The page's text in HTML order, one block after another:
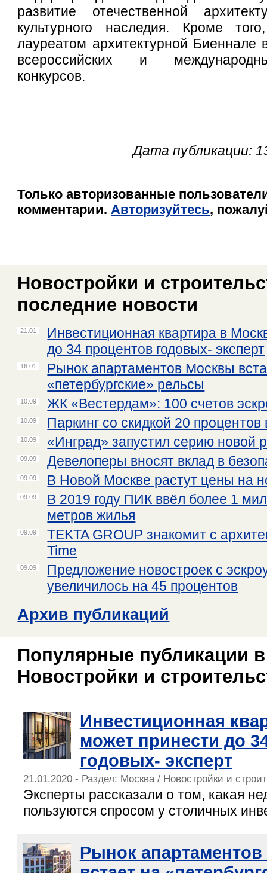
развитие отечественной
культурного наследия. Кроме
лауреатом архитектурной Биеннале
всероссийских и
конкурсов.
Дата публикации:
Только авторизованные
комментарии. Авторизуйтесь,
Новостройки и
последние новости
21.01
Инвестиционная квартира в
до 34 процентов годовых- эксперт
16.01
Рынок апартаментов Москвы
«петербургские» рельсы
10.09 ЖК «Вестердам»: 100 счетов
10.09 Паркинг со скидкой 20
10.09 «Инград» запустил серию новой
09.09 Девелоперы вносят вклад в
09.09 В Новой Москве растут цены на
09.09
В 2019 году ПИК ввёл более 1
метров жилья
09.09
TEKTA GROUP знакомит с
Time
09.09
Предложение новостроек с
увеличилось на 45 процентов
Архив публикаций
Популярные публикации
Новостройки и
Инвестиционная
может принести до
годовых- эксперт
21.01.2020 - Раздел: Москва/ Новостройки и
Эксперты рассказали о том, какая
пользуются спросом у столичных
Рынок